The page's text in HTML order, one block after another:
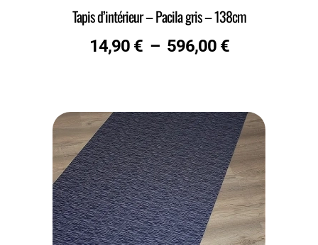
Tapis d’intérieur – Pacila gris – 138cm
14,90 € – 596,00 €